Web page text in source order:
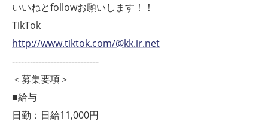
いいねとfollowお願いします！！
TikTok
http://www.tiktok.com/@kk.ir.net
-----------------------------
＜募集要項＞
■給与
日勤：日給11,000円